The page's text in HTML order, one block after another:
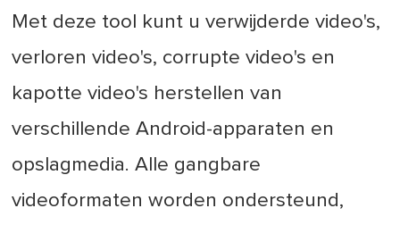
Met deze tool kunt u verwijderde video's,
verloren video's, corrupte video's en
kapotte video's herstellen van
verschillende Android-apparaten en
opslagmedia. Alle gangbare
videoformaten worden ondersteund,